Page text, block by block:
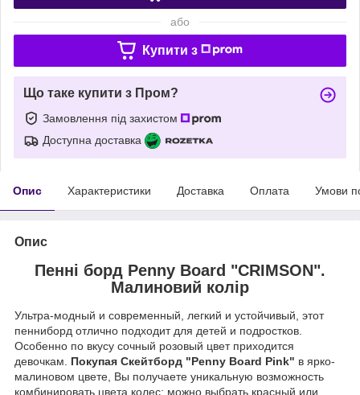
або
Купити з
Що таке купити з Пром?
Замовлення під захистом
Доступна доставка
Опис Характеристики Доставка Оплата Умови
Опис
Пенні борд Penny Board "CRIMSON".
Малиновий колір
Ультра-модный и современный, легкий и устойчивый, этот
пенниборд отлично подходит для детей и подростков.
Особенно по вкусу сочный розовый цвет приходится
девочкам. Покупая Скейтборд "Penny Board Pink" в ярко-
малиновом цвете, Вы получаете уникальную возможность
комбинировать цвета колес: можно выбрать красный или